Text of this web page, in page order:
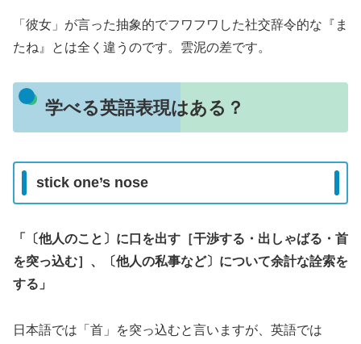
「彼女」が言った抽象的でフワフワした社交辞令的な『ま
たね』とは全く違うのです。雲泥の差です。
学べる英語表現はある？
stick one’s nose
「〔他人のこと〕に口を出す［干渉する・出しゃばる・首
を突っ込む］、〔他人の私事など〕について余計な詮索を
する」
日本語では「首」を突っ込むと言いますが、英語では